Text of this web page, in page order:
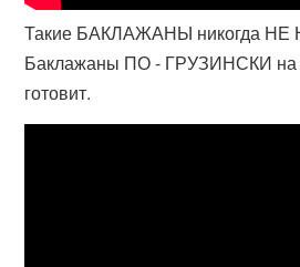
Такие БАКЛАЖАНЫ никогда
Баклажаны ПО - ГРУЗИНСКИ на
готовит.